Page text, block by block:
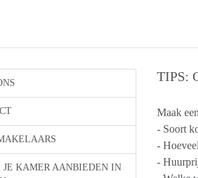
JE KAMER AANBIEDEN IN
TIPS:
Maak
- Soort
-
-